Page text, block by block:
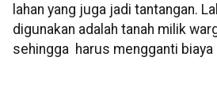
lahan yang juga jadi tantangan.
digunakan adalah tanah milik
sehingga harus mengganti biaya